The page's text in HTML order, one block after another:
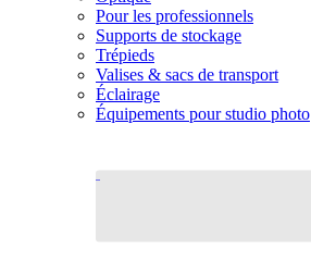
Pour les professionnels
Supports de stockage
Trépieds
Valises & sacs de transport
Éclairage
Équipements pour studio photo